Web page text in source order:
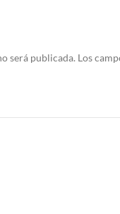
será publicada. Los